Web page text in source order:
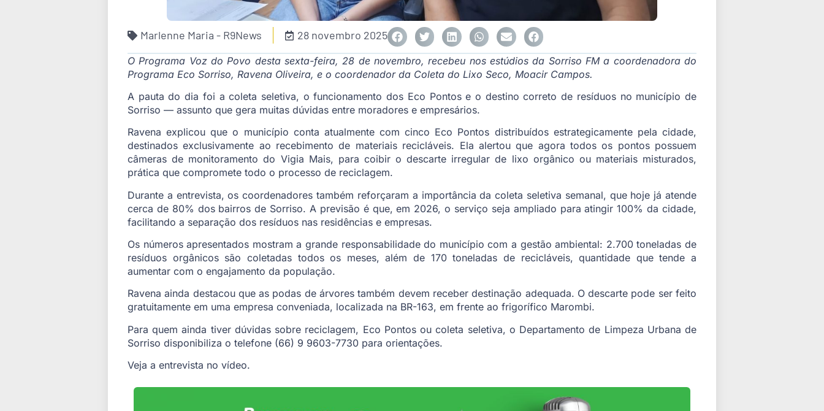
Marlenne Maria - R9News 28 novembro 2025
O Programa Voz do Povo desta sexta-feira, 28 de novembro, recebeu nos estúdios da Sorriso FM a coordenadora do
Programa Eco Sorriso, Ravena Oliveira, e o coordenador da Coleta do Lixo Seco, Moacir Campos.
A pauta do dia foi a coleta seletiva, o funcionamento dos Eco Pontos e o destino correto de resíduos no município de
Sorriso — assunto que gera muitas dúvidas entre moradores e empresários.
Ravena explicou que o município conta atualmente com cinco Eco Pontos distribuídos estrategicamente pela cidade,
destinados exclusivamente ao recebimento de materiais recicláveis. Ela alertou que agora todos os pontos possuem
câmeras de monitoramento do Vigia Mais, para coibir o descarte irregular de lixo orgânico ou materiais misturados,
prática que compromete todo o processo de reciclagem.
Durante a entrevista, os coordenadores também reforçaram a importância da coleta seletiva semanal, que hoje já atende
cerca de 80% dos bairros de Sorriso. A previsão é que, em 2026, o serviço seja ampliado para atingir 100% da cidade,
facilitando a separação dos resíduos nas residências e empresas.
Os números apresentados mostram a grande responsabilidade do município com a gestão ambiental: 2.700 toneladas de
resíduos orgânicos são coletadas todos os meses, além de 170 toneladas de recicláveis, quantidade que tende a
aumentar com o engajamento da população.
Ravena ainda destacou que as podas de árvores também devem receber destinação adequada. O descarte pode ser feito
gratuitamente em uma empresa conveniada, localizada na BR-163, em frente ao frigorífico Marombi.
Para quem ainda tiver dúvidas sobre reciclagem, Eco Pontos ou coleta seletiva, o Departamento de Limpeza Urbana de
Sorriso disponibiliza o telefone (66) 9 9603-7730 para orientações.
Veja a entrevista no vídeo.